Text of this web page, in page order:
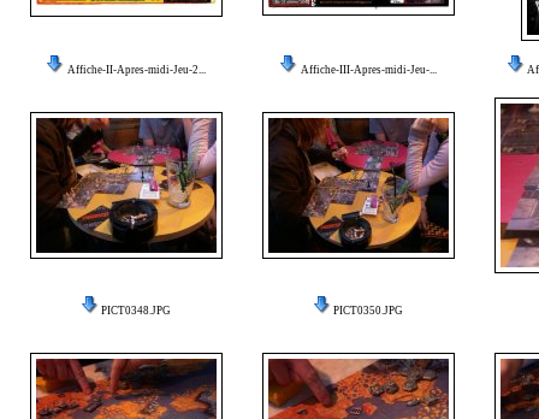
Affiche-II-Apres-midi-Jeu-2... Affiche-III-Apres-midi-Jeu-...
PICT0348.JPG PICT0350.JPG